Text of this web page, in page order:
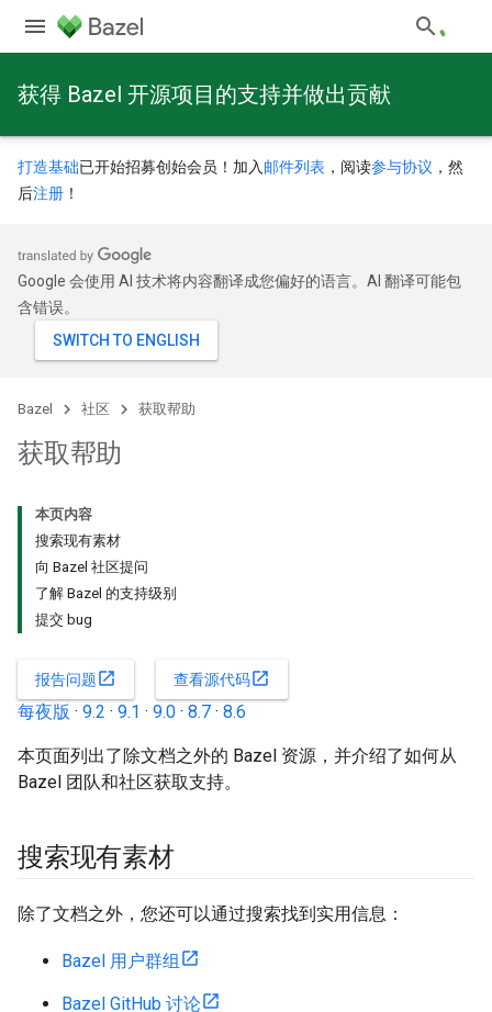
获得 Bazel 开源项目的支持并做出贡献
打造基础已开始招募创始会员！加入 邮件列表 ，阅读参与协议 ，然
后注册 ！
Google 会使用 AI 技术将内容翻译成您偏好的语言。AI 翻译可能包
含错误。
Bazel 社区 获取帮助
获取帮助
本页内容
搜索现有素材
向 Bazel 社区提问
了解 Bazel 的支持级别
提交 bug
报告问题open_in_new 查看源代码open_in_new
每夜版 · 9.2 · 9.1 · 9.0 · 8.7 · 8.6
本页面列出了除文档之外的 Bazel 资源，并介绍了如何从
Bazel 团队和社区获取支持。
搜索现有素材
除了文档之外，您还可以通过搜索找到实用信息：
Bazel 用户群组
Bazel GitHub 讨论